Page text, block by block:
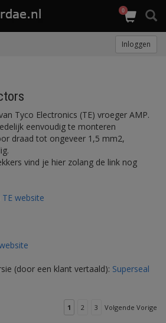
0
Inloggen
Tyco Electronics (TE) vroeger AMP.
eenvoudig te monteren
draad tot ongeveer 1,5 mm2,
vind je hier zolang de link nog
website
(door een klant vertaald): Superseal
1 2 3 Volgende Vorige